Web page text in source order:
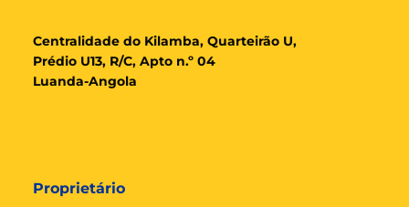
Centralidade do Kilamba, Quarteirão U,
Prédio U13, R/C, Apto n.º 04
Luanda-Angola
Proprietário